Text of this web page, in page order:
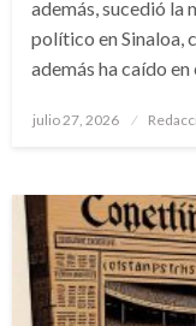
además, sucedió la
político en Sinaloa,
además ha caído
Publicado
julio 27, 2026